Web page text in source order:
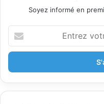
Soyez informé en
t
e
z